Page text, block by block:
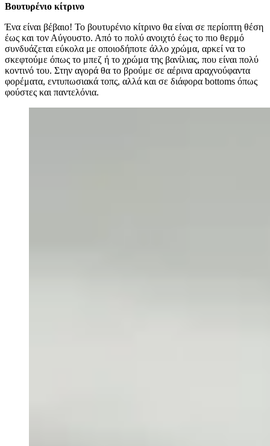
Βουτυρένιο κίτρινο
Ένα είναι βέβαιο! Το βουτυρένιο κίτρινο θα είναι σε περίοπτη θέση
έως και τον Αύγουστο. Από το πολύ ανοιχτό έως το πιο θερμό
συνδυάζεται εύκολα με οποιοδήποτε άλλο χρώμα, αρκεί να το
σκεφτούμε όπως το μπεζ ή το χρώμα της βανίλιας, που είναι πολύ
κοντινό του. Στην αγορά θα το βρούμε σε αέρινα αραχνούφαντα
φορέματα, εντυπωσιακά τοπς, αλλά και σε διάφορα bottoms όπως
φούστες και παντελόνια.